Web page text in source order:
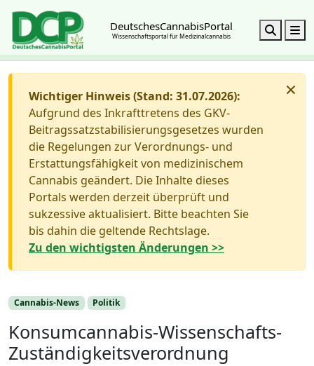
DeutschesCannabisPortal
Wissenschaftsportal für Medizinalcannabis Search
×
Wichtiger Hinweis (Stand: 31.07.2026):
Aufgrund des Inkrafttretens des GKV-
Beitragssatzstabilisierungsgesetzes wurden
die Regelungen zur Verordnungs- und
Erstattungsfähigkeit von medizinischem
Cannabis geändert. Die Inhalte dieses
Portals werden derzeit überprüft und
sukzessive aktualisiert. Bitte beachten Sie
bis dahin die geltende Rechtslage.
Zu den wichtigsten Änderungen >>
Cannabis-News Politik
Konsumcannabis-Wissenschafts-
Zuständigkeitsverordnung